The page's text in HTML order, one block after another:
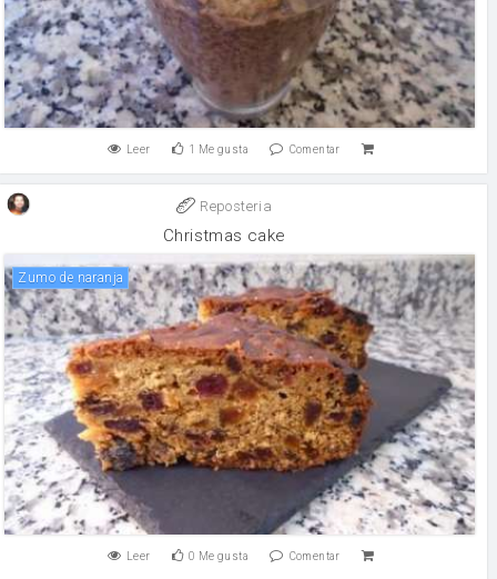
Leer 1 Me gusta Comentar
Reposteria
Christmas cake
Zumo de naranja
Leer 0 Me gusta Comentar